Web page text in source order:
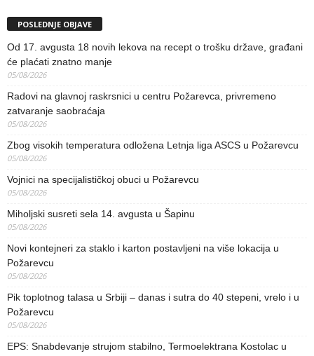
POSLEDNJE OBJAVE
Od 17. avgusta 18 novih lekova na recept o trošku države, građani
će plaćati znatno manje
05/08/2026
Radovi na glavnoj raskrsnici u centru Požarevca, privremeno
zatvaranje saobraćaja
05/08/2026
Zbog visokih temperatura odložena Letnja liga ASCS u Požarevcu
05/08/2026
Vojnici na specijalističkoj obuci u Požarevcu
05/08/2026
Miholjski susreti sela 14. avgusta u Šapinu
05/08/2026
Novi kontejneri za staklo i karton postavljeni na više lokacija u
Požarevcu
05/08/2026
Pik toplotnog talasa u Srbiji – danas i sutra do 40 stepeni, vrelo i u
Požarevcu
05/08/2026
EPS: Snabdevanje strujom stabilno, Termoelektrana Kostolac u